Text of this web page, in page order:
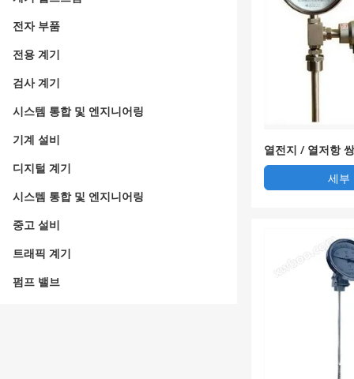
전자 부품
전용 계기
검사 계기
시스템 통합 및 엔지니어링
기계 설비
디지털 계기
시스템 통합 및 엔지니어링
중고 설비
트래픽 계기
펌프 밸브
열전지 / 열저항
세부